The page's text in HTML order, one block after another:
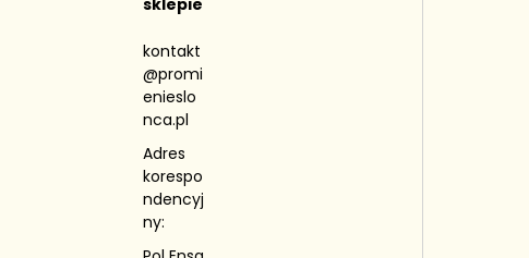
kontakt
@promi
enieslo
nca.pl
Adres
korespo
ndencyj
ny: